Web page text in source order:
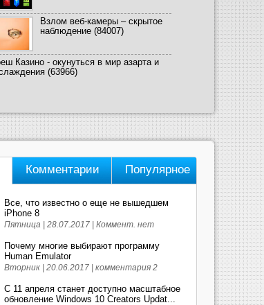
Взлом веб-камеры – скрытое
наблюдение (84007)
Казино - окунуться в мир азарта и
(63966)
Комментарии Популярное
Все, что известно о еще не вышедшем
iPhone 8
Пятница | 28.07.2017 | Коммент. нет
Почему многие выбирают программу
Human Emulator
Вторник | 20.06.2017 | комментария 2
С 11 апреля станет доступно масштабное
обновление Windows 10 Creators Updat...